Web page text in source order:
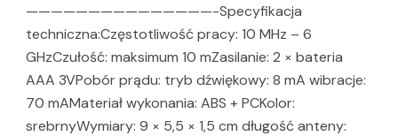
———————————————-Specyfikacja
techniczna:Częstotliwość pracy: 10 MHz – 6
GHzCzułość: maksimum 10 mZasilanie: 2 × bateria
AAA 3VPobór prądu: tryb dźwiękowy: 8 mA wibracje:
70 mAMateriał wykonania: ABS + PCKolor:
srebrnyWymiary: 9 × 5,5 × 1,5 cm długość anteny: